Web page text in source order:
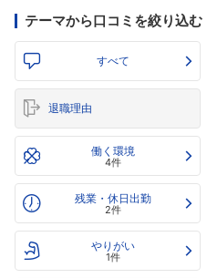
テーマから口コミを絞り込む
すべて
退職理由
働く環境
4件
残業・休日出勤
2件
やりがい
1件